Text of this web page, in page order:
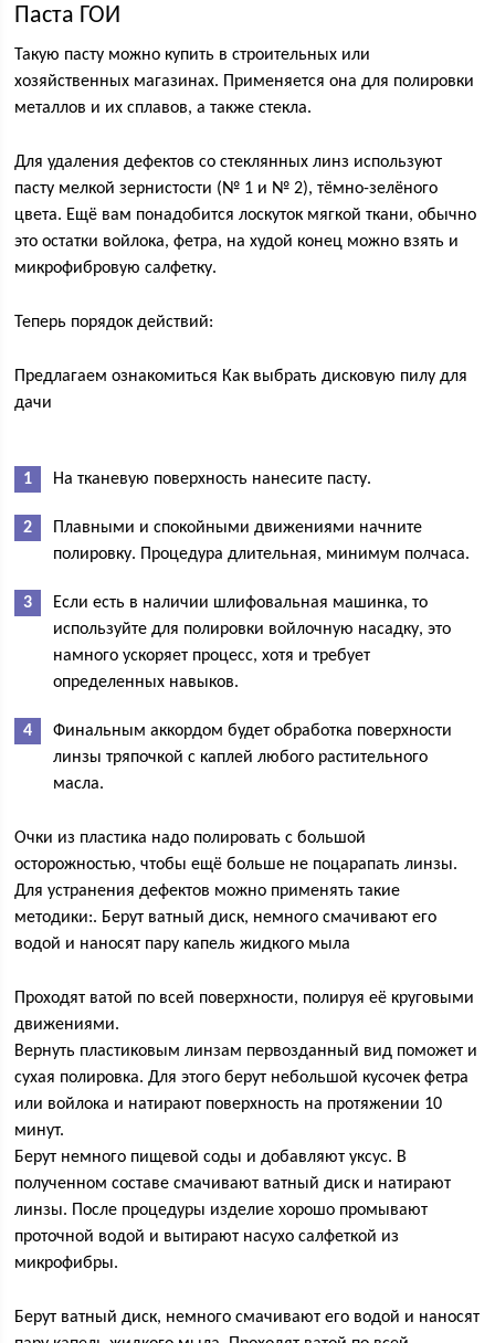
Паста ГОИ
Такую пасту можно купить в строительных или
хозяйственных магазинах. Применяется она для полировки
металлов и их сплавов, а также стекла.
Для удаления дефектов со стеклянных линз используют
пасту мелкой зернистости (№ 1 и № 2), тёмно-зелёного
цвета. Ещё вам понадобится лоскуток мягкой ткани, обычно
это остатки войлока, фетра, на худой конец можно взять и
микрофибровую салфетку.
Теперь порядок действий:
Предлагаем ознакомиться Как выбрать дисковую пилу для
дачи
На тканевую поверхность нанесите пасту.
Плавными и спокойными движениями начните
полировку. Процедура длительная, минимум полчаса.
Если есть в наличии шлифовальная машинка, то
используйте для полировки войлочную насадку, это
намного ускоряет процесс, хотя и требует
определенных навыков.
Финальным аккордом будет обработка поверхности
линзы тряпочкой с каплей любого растительного
масла.
Очки из пластика надо полировать с большой
осторожностью, чтобы ещё больше не поцарапать линзы.
Для устранения дефектов можно применять такие
методики:. Берут ватный диск, немного смачивают его
водой и наносят пару капель жидкого мыла
Проходят ватой по всей поверхности, полируя её круговыми
движениями.
Вернуть пластиковым линзам первозданный вид поможет и
сухая полировка. Для этого берут небольшой кусочек фетра
или войлока и натирают поверхность на протяжении 10
минут.
Берут немного пищевой соды и добавляют уксус. В
полученном составе смачивают ватный диск и натирают
линзы. После процедуры изделие хорошо промывают
проточной водой и вытирают насухо салфеткой из
микрофибры.
Берут ватный диск, немного смачивают его водой и наносят